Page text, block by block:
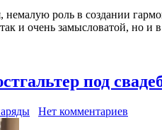
немалую роль в создании
и очень замысловатой, но и
под
Нет комментариев